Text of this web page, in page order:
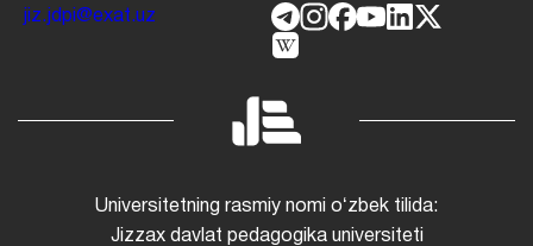
jiz.jdpi@exat.uz
Universitetning rasmiy nomi oʻzbek tilida:
Jizzax davlat pedagogika universiteti